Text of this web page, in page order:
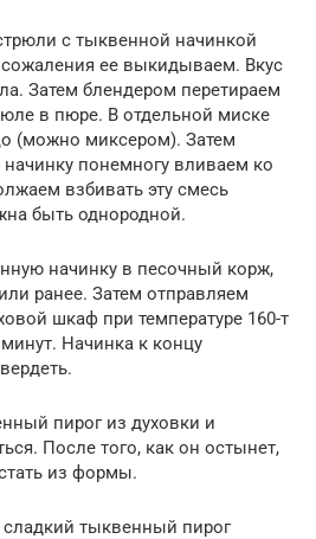
с тыквенной начинкой
ее выкидываем. Вкус
Затем блендером перетираем
в пюре. В отдельной миске
(можно миксером). Затем
понемногу вливаем ко
взбивать эту смесь
быть однородной.
начинку в песочный корж,
ранее. Затем отправляем
шкаф при температуре 160-т
Начинка к концу
пирог из духовки и
После того, как он остынет,
из формы.
сладкий тыквенный пирог